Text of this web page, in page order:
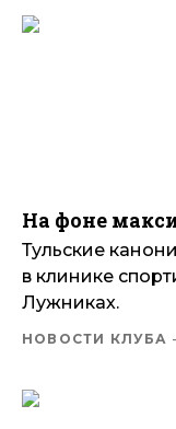
На фоне
Тульские
в клинике
Лужниках.
НОВОСТИ КЛУБА